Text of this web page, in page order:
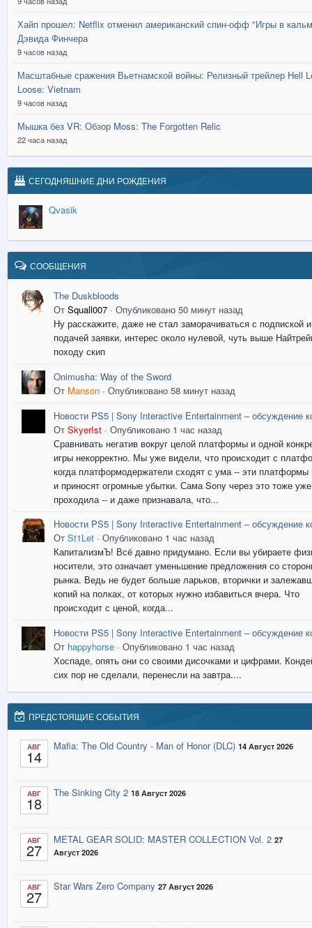
Хайп прошел: Netflix отменил американский спин-офф "Игры в
Дэвида Финчера
9 часов назад
Масштабные сражения Вьетнамской войны: Релизный трейлер Hell
Loose: Vietnam
9 часов назад
Мышка без VR: Обзор Moss: The Forgotten Relic
22 часа назад
СЕГОДНЯШНИЕ ДНИ РОЖДЕНИЯ
Qvasik
СООБЩЕНИЯ
The Duskbloods
От Squall007 · Опубликовано 50 минут назад
Ну расскажите, даже не стал заморачиваться с подпиской и
подачей заявки, интерес около нулевой, чуть выше
походу скип
Onimusha: Way of the Sword
От Manson · Опубликовано 58 минут назад
Новости PS5 | Sony Interactive Entertainment – обсуждение
От SkyerIst · Опубликовано 1 час назад
Сравнивать негатив вокруг целой платформы и одной
игры некорректно. Мы уже видели, что происходит с
когда платформодержатели сходят с ума -- эти платформы
и приносят огромные убытки. Сама Sony через это тоже уже
проходила -- и даже признавала, что...
Новости PS5 | Sony Interactive Entertainment – обсуждение
От St1Let · Опубликовано 1 час назад
КапитализмЪ! Всё давно придумано. Если вы убираете
носители, это означает уменьшение предложения со
рынка. Ведь не будет больше ларьков, вторички и
копий на полках, от которых нужно избавиться вчера. Что
происходит с ценой, когда...
Новости PS5 | Sony Interactive Entertainment – обсуждение
От happyhorse · Опубликовано 1 час назад
Хоспаде, опять они со своими дисочками и цифрами.
сих пор не сделали, перенесли на завтра....
ПРЕДСТОЯЩИЕ СОБЫТИЯ
АВГ
14
Mafia: The Old Country - Man of Honor (DLC) 14 Август 2026
АВГ
18
The Sinking City 2 18 Август 2026
АВГ
27
METAL GEAR SOLID: MASTER COLLECTION Vol. 2 27
Август 2026
АВГ
27
Star Wars Zero Company 27 Август 2026